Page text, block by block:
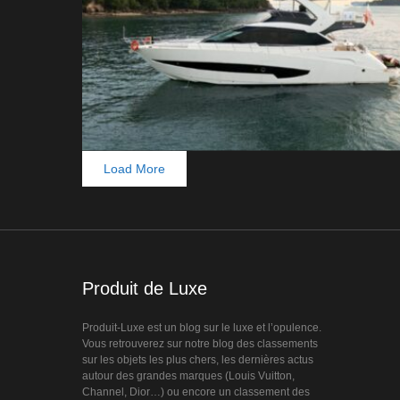
Load More
Produit de Luxe
Produit-Luxe est un blog sur le luxe et l’opulence.
Vous retrouverez sur notre blog des classements
sur les objets les plus chers, les dernières actus
autour des grandes marques (Louis Vuitton,
Channel, Dior…) ou encore un classement des